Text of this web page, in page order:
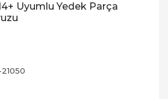
Uyumlu Yedek Parça